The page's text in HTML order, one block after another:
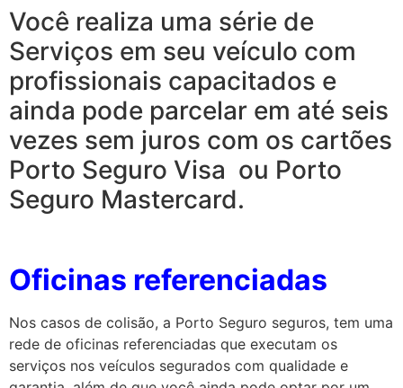
Você realiza uma série de
Serviços em seu veículo com
profissionais capacitados e
ainda pode parcelar em até seis
vezes sem juros com os cartões
Porto Seguro Visa ou Porto
Seguro Mastercard.
Oficinas referenciadas
Nos casos de colisão, a Porto Seguro seguros, tem uma
rede de oficinas referenciadas que executam os
serviços nos veículos segurados com qualidade e